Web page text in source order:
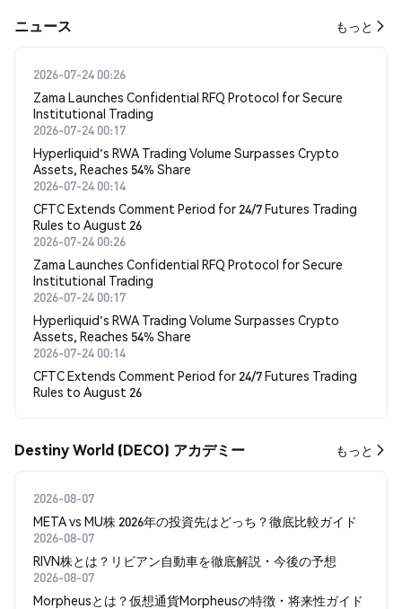
​​ニュース​​ もっと
2026-07-24 00:26
Zama Launches Confidential RFQ Protocol for Secure
Institutional Trading
2026-07-24 00:17
Hyperliquid's RWA Trading Volume Surpasses Crypto
Assets, Reaches 54% Share
2026-07-24 00:14
CFTC Extends Comment Period for 24/7 Futures Trading
Rules to August 26
2026-07-24 00:26
Zama Launches Confidential RFQ Protocol for Secure
Institutional Trading
2026-07-24 00:17
Hyperliquid's RWA Trading Volume Surpasses Crypto
Assets, Reaches 54% Share
2026-07-24 00:14
CFTC Extends Comment Period for 24/7 Futures Trading
Rules to August 26
Destiny World (DECO) アカデミー もっと
2026-08-07
META vs MU株 2026年の投資先はどっち？徹底比較ガイド
2026-08-07
RIVN株とは？リビアン自動車を徹底解説・今後の予想
2026-08-07
Morpheusとは？仮想通貨Morpheusの特徴・将来性ガイド